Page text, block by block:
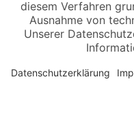
Anmelden →